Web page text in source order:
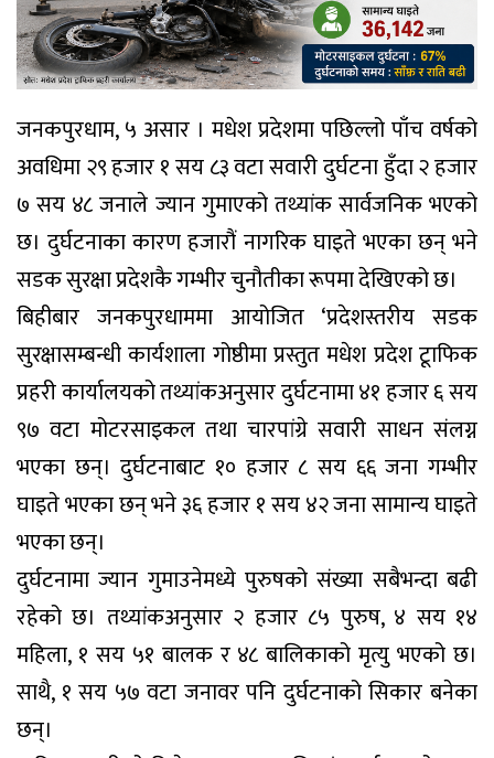
जनकपुरधाम, ५ असार । मधेश प्रदेशमा पछिल्लो पाँच वर्षको
अवधिमा २९ हजार १ सय ८३ वटा सवारी दुर्घटना हुँदा २ हजार
७ सय ४८ जनाले ज्यान गुमाएको तथ्यांक सार्वजनिक भएको
छ। दुर्घटनाका कारण हजारौं नागरिक घाइते भएका छन् भने
सडक सुरक्षा प्रदेशकै गम्भीर चुनौतीका रूपमा देखिएको छ।
बिहीबार जनकपुरधाममा आयोजित ‘प्रदेशस्तरीय सडक
सुरक्षासम्बन्धी कार्यशाला गोष्ठीमा प्रस्तुत मधेश प्रदेश टूाफिक
प्रहरी कार्यालयको तथ्यांकअनुसार दुर्घटनामा ४१ हजार ६ सय
९७ वटा मोटरसाइकल तथा चारपांग्रे सवारी साधन संलग्न
भएका छन्। दुर्घटनाबाट १० हजार ८ सय ६६ जना गम्भीर
घाइते भएका छन् भने ३६ हजार १ सय ४२ जना सामान्य घाइते
भएका छन्।
दुर्घटनामा ज्यान गुमाउनेमध्ये पुरुषको संख्या सबैभन्दा बढी
रहेको छ। तथ्यांकअनुसार २ हजार ८५ पुरुष, ४ सय १४
महिला, १ सय ५१ बालक र ४८ बालिकाको मृत्यु भएको छ।
साथै, १ सय ५७ वटा जनावर पनि दुर्घटनाको सिकार बनेका
छन्।